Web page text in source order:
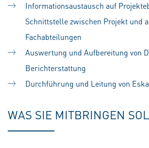
Informationsaustausch auf
Schnittstelle zwischen Projekt und
Fachabteilungen
Auswertung und Aufbereitung von
Berichterstattung
Durchführung und Leitung von
WAS SIE MITBRINGEN